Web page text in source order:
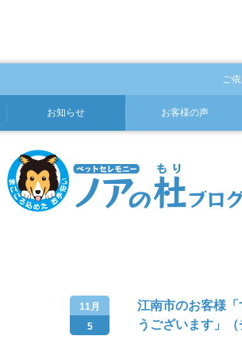
ご
お知らせ お客様の声
11月
5
江南市のお客様
うございます」（